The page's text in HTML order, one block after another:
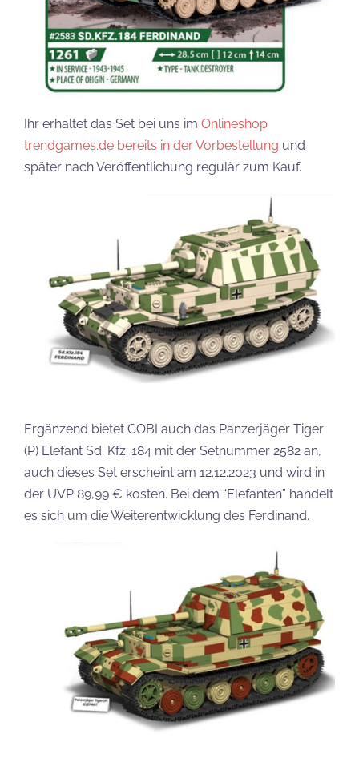
Ihr erhaltet das Set bei uns im Onlineshop
trendgames.de bereits in der Vorbestellung und
später nach Veröffentlichung regulär zum Kauf.
Ergänzend bietet COBI auch das Panzerjäger Tiger
(P) Elefant Sd. Kfz. 184 mit der Setnummer 2582 an,
auch dieses Set erscheint am 12.12.2023 und wird in
der UVP 89,99 € kosten. Bei dem “Elefanten” handelt
es sich um die Weiterentwicklung des Ferdinand.